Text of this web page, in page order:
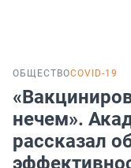
ОБЩЕСТВОCOVID-19
нечем».
рассказал